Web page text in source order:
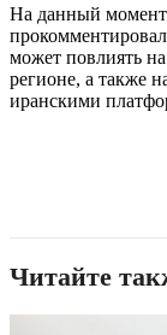
На данный момент
может повлиять
регионе, а также
иранскими
Читайте